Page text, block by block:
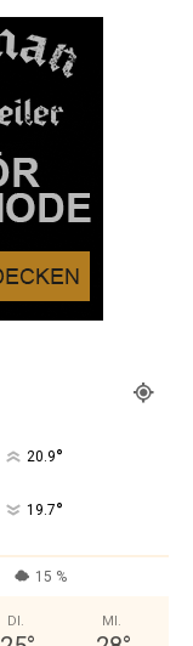
20.9°
19.7°
15 %
DI. MI.